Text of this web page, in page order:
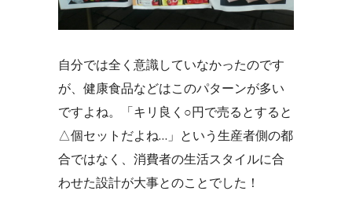
自分では全く意識していなかったのです
が、健康食品などはこのパターンが多い
ですよね。「キリ良く○円で売るとすると
△個セットだよね…」という生産者側の都
合ではなく、消費者の生活スタイルに合
わせた設計が大事とのことでした！